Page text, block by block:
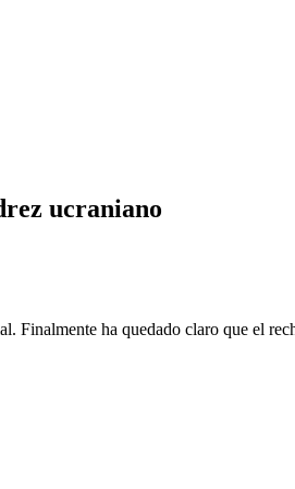
ucraniano
Finalmente ha quedado claro que el